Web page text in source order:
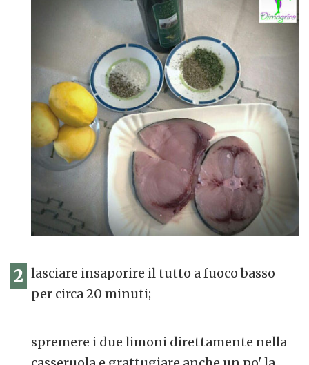
2 lasciare insaporire il tutto a fuoco basso
per circa 20 minuti;
spremere i due limoni direttamente nella